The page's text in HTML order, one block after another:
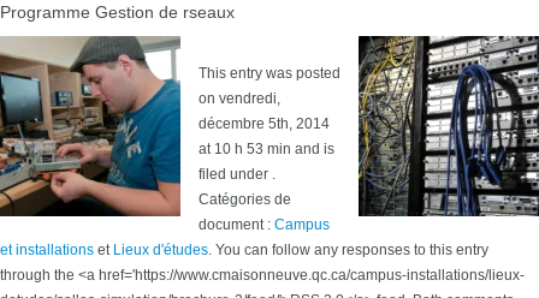
Programme Gestion de rseaux
This entry was posted
on vendredi,
décembre 5th, 2014
at 10 h 53 min and is
filed under .
Catégories de
document : Campus
et installations et Lieux d'études. You can follow any responses to this entry
through the <a href='https://www.cmaisonneuve.qc.ca/campus-installations/lieux-